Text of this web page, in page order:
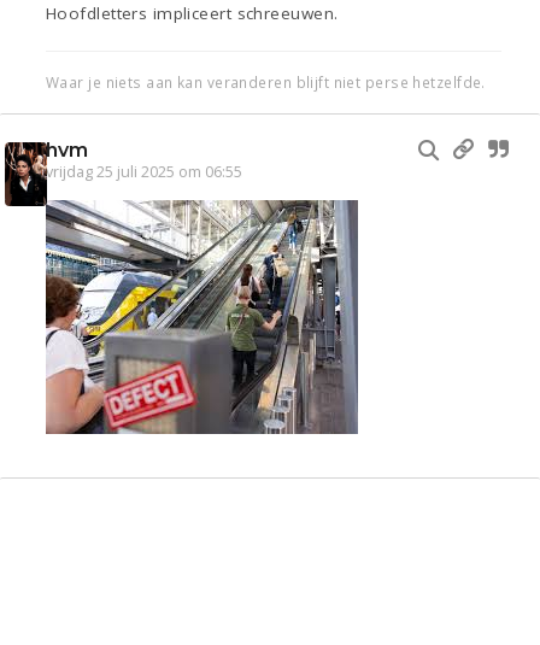
Hoofdletters impliceert schreeuwen.
Waar je niets aan kan veranderen blijft niet perse hetzelfde.
hvm
vrijdag 25 juli 2025 om 06:55